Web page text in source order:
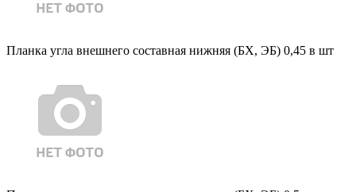
Планка угла внешнего составная нижняя (БХ, ЭБ) 0,45 в шт